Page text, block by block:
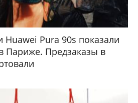
Pura 90s показали
Париже. Предзаказы в